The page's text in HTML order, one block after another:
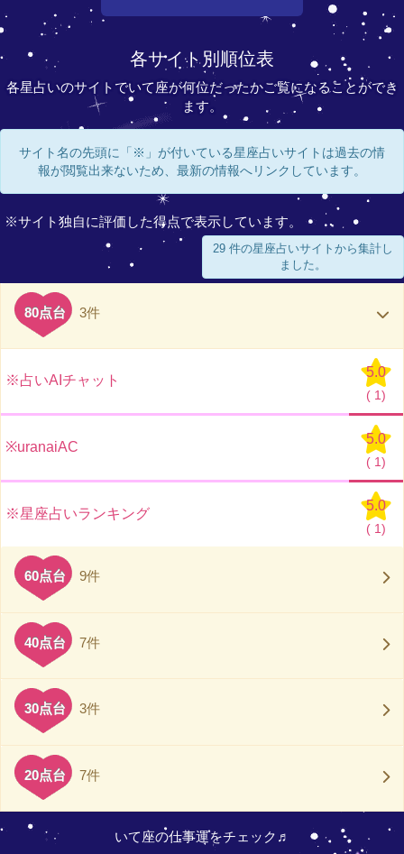
各サイト別順位表
各星占いのサイトでいて座が何位だったかご覧になることができ
ます。
サイト名の先頭に「※」が付いている星座占いサイトは過去の情
報が閲覧出来ないため、最新の情報へリンクしています。
※サイト独自に評価した得点で表示しています。
29 件の星座占いサイトから集計し
ました。
80点台 3件
※占いAIチャット
5.0
( 1)
※uranaiAC
5.0
( 1)
※星座占いランキング
5.0
( 1)
60点台 9件
40点台 7件
30点台 3件
20点台 7件
いて座の仕事運をチェック♬